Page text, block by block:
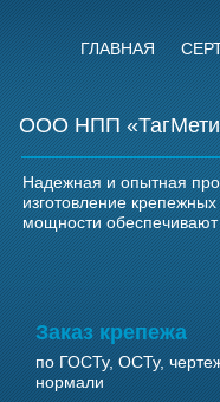
ГЛАВНАЯ
ООО НПП
Надежная и опытная
изготовление
мощности обеспечивают
Заказ крепежа
по ГОСТу, ОСТу,
нормали